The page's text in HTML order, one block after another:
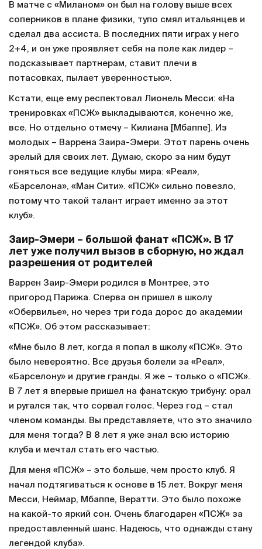
В матче с «Миланом» он был на голову выше всех
соперников в плане физики, тупо смял итальянцев и
сделал два ассиста. В последних пяти играх у него
2+4, и он уже проявляет себя на поле как лидер –
подсказывает партнерам, ставит плечи в
потасовках, пылает уверенностью».
Кстати, еще ему респектовал Лионель Месси: «На
тренировках «ПСЖ» выкладываются, конечно же,
все. Но отдельно отмечу – Килиана [Мбаппе]. Из
молодых – Варрена Заира-Эмери. Этот парень очень
зрелый для своих лет. Думаю, скоро за ним будут
гоняться все ведущие клубы мира: «Реал»,
«Барселона», «Ман Сити». «ПСЖ» сильно повезло,
потому что такой талант играет именно за этот
клуб».
Заир-Эмери – большой фанат «ПСЖ». В 17
лет уже получил вызов в сборную, но ждал
разрешения от родителей
Варрен Заир-Эмери родился в Монтрее, это
пригород Парижа. Сперва он пришел в школу
«Обервилье», но через три года дорос до академии
«ПСЖ». Об этом рассказывает:
«Мне было 8 лет, когда я попал в школу «ПСЖ». Это
было невероятно. Все друзья болели за «Реал»,
«Барселону» и другие гранды. Я же – только о «ПСЖ».
В 7 лет я впервые пришел на фанатскую трибуну: орал
и ругался так, что сорвал голос. Через год – стал
членом команды. Вы представляете, что это значило
для меня тогда? В 8 лет я уже знал всю историю
клуба и мечтал стать его частью.
Для меня «ПСЖ» – это больше, чем просто клуб. Я
начал подтягиваться к основе в 15 лет. Вокруг меня
Месси, Неймар, Мбаппе, Вератти. Это было похоже
на какой-то яркий сон. Очень благодарен «ПСЖ» за
предоставленный шанс. Надеюсь, что однажды стану
легендой клуба».